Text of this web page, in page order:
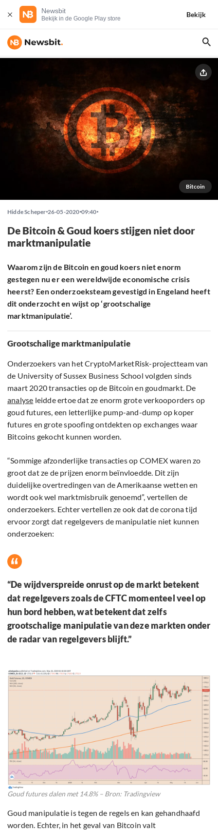
Newsbit
Bekijk in de Google Play store
Bekijk
Bitcoin
Hidde Scheper 26-05-2020 09:40
De Bitcoin & Goud koers stijgen niet door
marktmanipulatie
Waarom zijn de Bitcoin en goud koers niet enorm
gestegen nu er een wereldwijde economische crisis
heerst? Een onderzoeksteam gevestigd in Engeland heeft
dit onderzocht en wijst op ‘grootschalige
marktmanipulatie’.
Grootschalige marktmanipulatie
Onderzoekers van het CryptoMarketRisk-projectteam van
de University of Sussex Business School volgden sinds
maart 2020 transacties op de Bitcoin en goudmarkt. De
analyse leidde ertoe dat ze enorm grote verkooporders op
goud futures, een letterlijke pump-and-dump op koper
futures en grote spoofing ontdekten op exchanges waar
Bitcoins gekocht kunnen worden.
“Sommige afzonderlijke transacties op COMEX waren zo
groot dat ze de prijzen enorm beïnvloedde. Dit zijn
duidelijke overtredingen van de Amerikaanse wetten en
wordt ook wel marktmisbruik genoemd”, vertellen de
onderzoekers. Echter vertellen ze ook dat de corona tijd
ervoor zorgt dat regelgevers de manipulatie niet kunnen
onderzoeken:
“De wijdverspreide onrust op de markt betekent
dat regelgevers zoals de CFTC momenteel veel op
hun bord hebben, wat betekent dat zelfs
grootschalige manipulatie van deze markten onder
de radar van regelgevers blijft.”
Goud futures dalen met 14.8% – Bron: Tradingview
Goud manipulatie is tegen de regels en kan gehandhaafd
worden. Echter, in het geval van Bitcoin valt